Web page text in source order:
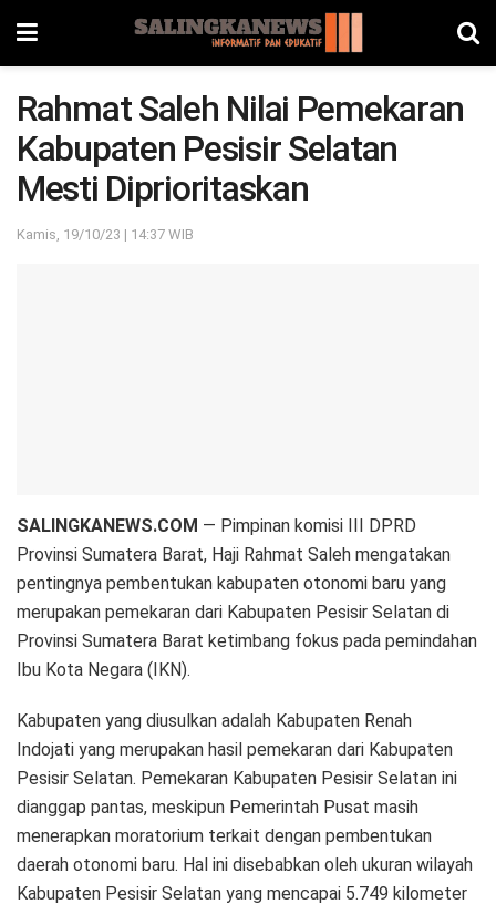
Rahmat Saleh Nilai Pemekaran
Kabupaten Pesisir Selatan
Mesti Diprioritaskan
Kamis, 19/10/23 | 14:37 WIB
SALINGKANEWS.COM — Pimpinan komisi III DPRD
Provinsi Sumatera Barat, Haji Rahmat Saleh mengatakan
pentingnya pembentukan kabupaten otonomi baru yang
merupakan pemekaran dari Kabupaten Pesisir Selatan di
Provinsi Sumatera Barat ketimbang fokus pada pemindahan
Ibu Kota Negara (IKN).
Kabupaten yang diusulkan adalah Kabupaten Renah
Indojati yang merupakan hasil pemekaran dari Kabupaten
Pesisir Selatan. Pemekaran Kabupaten Pesisir Selatan ini
dianggap pantas, meskipun Pemerintah Pusat masih
menerapkan moratorium terkait dengan pembentukan
daerah otonomi baru. Hal ini disebabkan oleh ukuran wilayah
Kabupaten Pesisir Selatan yang mencapai 5.749 kilometer